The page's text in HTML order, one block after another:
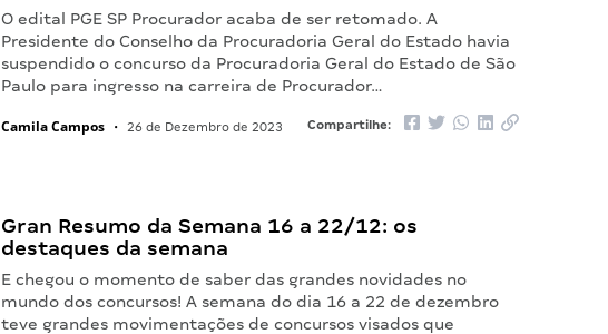
O edital PGE SP Procurador acaba de ser retomado. A
Presidente do Conselho da Procuradoria Geral do Estado havia
suspendido o concurso da Procuradoria Geral do Estado de São
Paulo para ingresso na carreira de Procurador…
Camila Campos • 26 de Dezembro de 2023 Compartilhe:
Gran Resumo da Semana 16 a 22/12: os
destaques da semana
E chegou o momento de saber das grandes novidades no
mundo dos concursos! A semana do dia 16 a 22 de dezembro
teve grandes movimentações de concursos visados que